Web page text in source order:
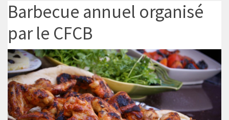
Barbecue annuel organisé
par le CFCB